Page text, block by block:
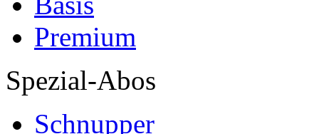
Premium
Spezial-Abos
Schnupper